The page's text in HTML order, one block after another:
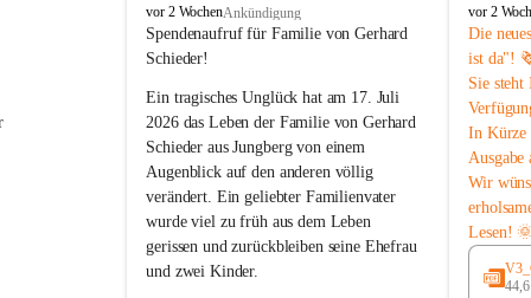
B
u
c
-
S
t
.
M
a
g
d
a
vor 2 WochenAnkündigung
Spendenaufruf für Familie von Gerhard
Schieder!
Ein tragisches Unglück hat am 17. Juli
2026 das Leben der Familie von Gerhard
Schieder aus Jungberg von einem
Augenblick auf den anderen völlig
verändert. Ein geliebter Familienvater
wurde viel zu früh aus dem Leben
gerissen und zurückbleiben seine Ehefrau
und zwei Kinder.
B
u
c
h
-
S
t
.
M
a
g
d
vor 2
Die
ist da"!
Sie
In Kürze
Ausgabe
Wir
Lesen!